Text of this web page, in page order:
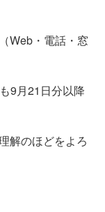
Web・電話・窓
月21日分以降
解のほどをよろ